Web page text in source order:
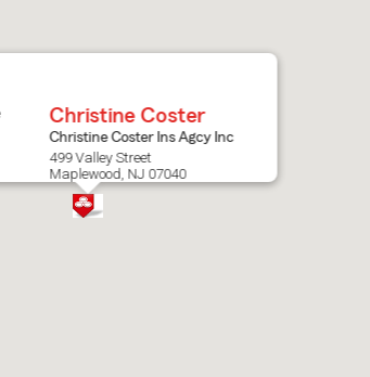
Christine Coster
Christine Coster Ins Agcy Inc
499 Valley Street
Maplewood, NJ 07040